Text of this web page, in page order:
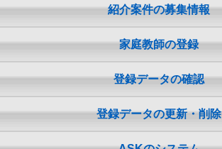
紹介案件の募集情報
家庭教師の登録
登録データの確認
登録データの更新・削除